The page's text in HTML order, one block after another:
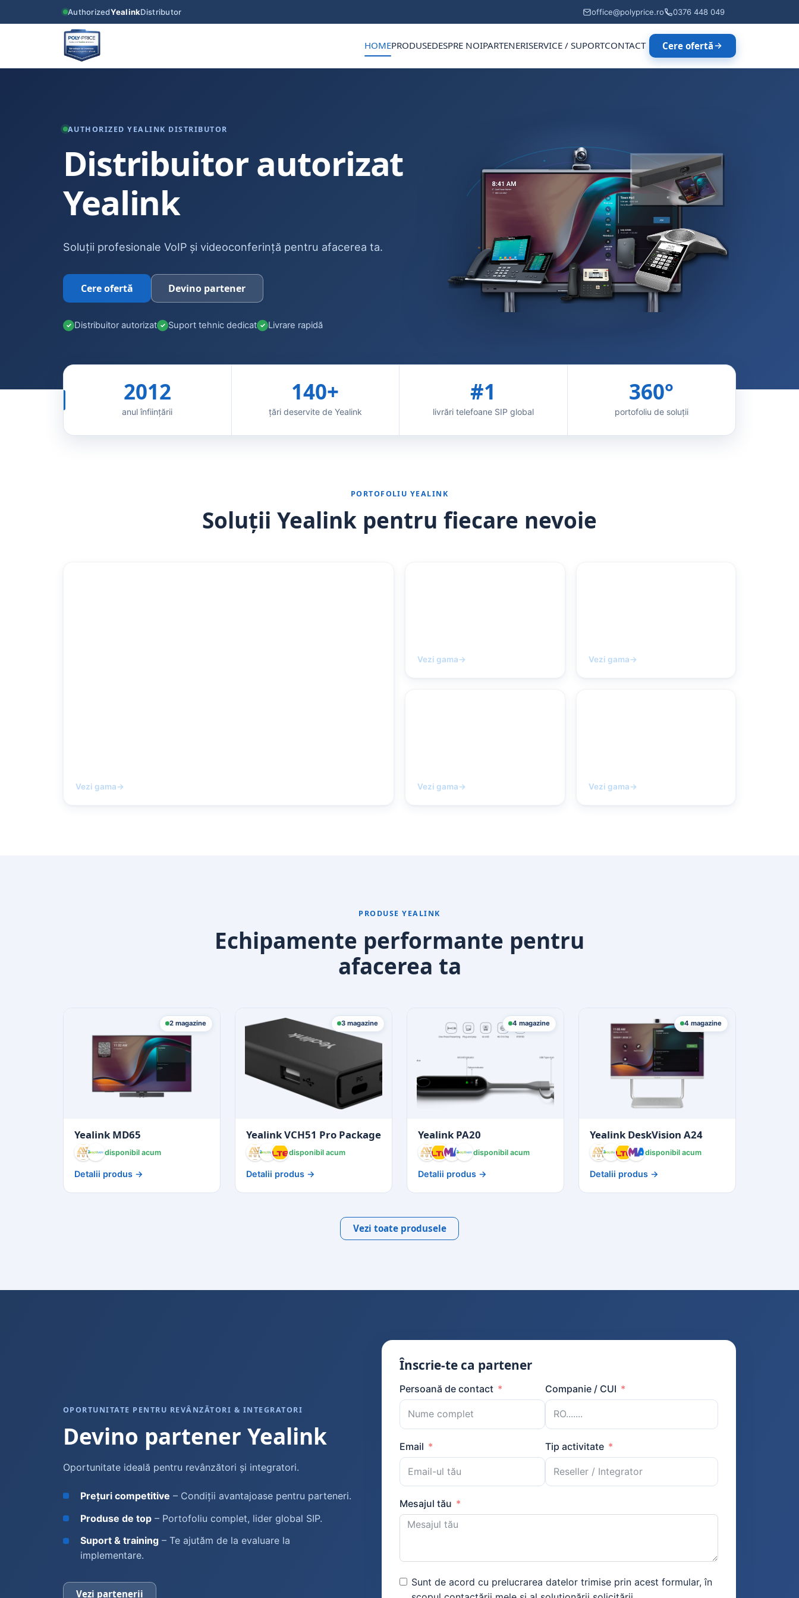
AuthorizedYealinkDistributor office@polyprice.ro 0376 448 049
HOMEPRODUSEDESPRE NOIPARTENERISERVICE / SUPORTCONTACT Cere ofertă
AUTHORIZED YEALINK DISTRIBUTOR
Distribuitor autorizat
Yealink
Soluții profesionale VoIP și videoconferință pentru afacerea ta.
Cere ofertă Devino partener
Distribuitor autorizat Suport tehnic dedicat Livrare rapidă
2012
anul înființării
140+
țări deservite de Yealink
#1
livrări telefoane SIP global
360°
portofoliu de soluții
PORTOFOLIU YEALINK
Soluții Yealink pentru fiecare nevoie
Vezi gama→
Vezi gama→ Vezi gama→
Vezi gama→ Vezi gama→
PRODUSE YEALINK
Echipamente performante pentru
afacerea ta
2 magazine
Yealink MD65
disponibil acum
Detalii produs →
3 magazine
Yealink VCH51 Pro Package
disponibil acum
Detalii produs →
4 magazine
Yealink PA20
disponibil acum
Detalii produs →
AVHub
4 magazine
Yealink DeskVision A24
disponibil acum
Detalii produs →
Vezi toate produsele
OPORTUNITATE PENTRU REVÂNZĂTORI & INTEGRATORI
Devino partener Yealink
Oportunitate ideală pentru revânzători și integratori.
Prețuri competitive – Condiții avantajoase pentru parteneri.
Produse de top– Portofoliu complet, lider global SIP.
Suport & training– Te ajutăm de la evaluare la
implementare.
Vezi partenerii
Înscrie-te ca partener
Persoană de contact
Email
Companie / CUI
Tip activitate
Mesajul tău
Sunt de acord cu prelucrarea datelor trimise prin acest formular, în